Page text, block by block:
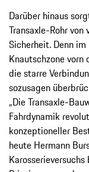
Darüber hinaus
Transaxle-Rohr
Sicherheit. Denn
Knautschzone
die starre
sozusagen
„Die Transaxle-
Fahrdynamik
konzeptioneller
heute Hermann